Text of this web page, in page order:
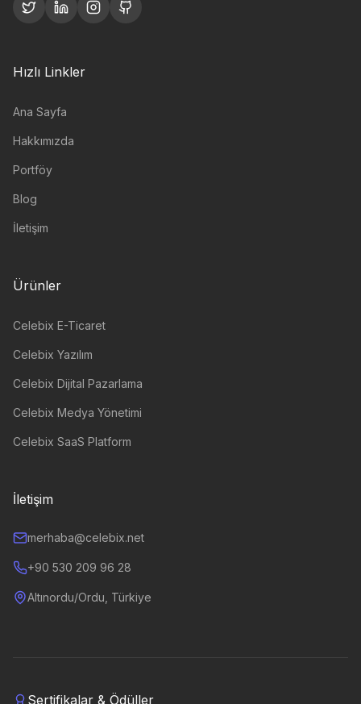
Hızlı Linkler
Ana Sayfa
Hakkımızda
Portföy
Blog
İletişim
Ürünler
Celebix E-Ticaret
Celebix Yazılım
Celebix Dijital Pazarlama
Celebix Medya Yönetimi
Celebix SaaS Platform
İletişim
merhaba@celebix.net
+90 530 209 96 28
Altınordu/Ordu, Türkiye
Sertifikalar & Ödüller